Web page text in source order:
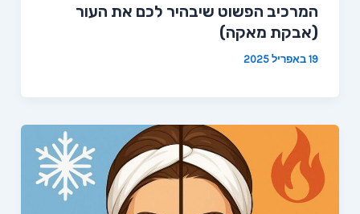
המרכיב הפשוט שיבהיר לכם את העור
(אבקת מאקה)
19 באפריל 2025